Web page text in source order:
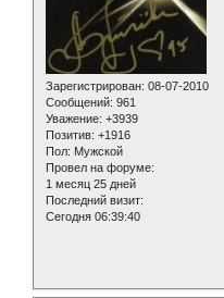
Зарегистрирован: 08-07-2010
Сообщений: 961
Уважение: +3939
Позитив: +1916
Пол: Мужской
Провел на форуме:
1 месяц 25 дней
Последний визит:
Сегодня 06:39:40